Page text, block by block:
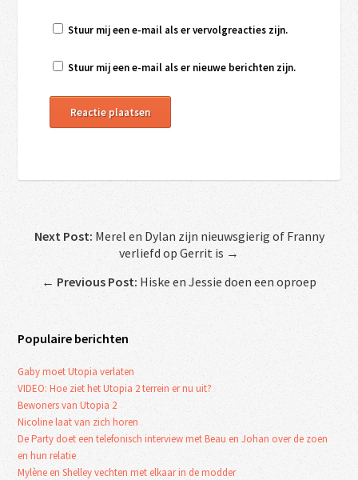
Stuur mij een e-mail als er vervolgreacties zijn.
Stuur mij een e-mail als er nieuwe berichten zijn.
Next Post: Merel en Dylan zijn nieuwsgierig of Franny
verliefd op Gerrit is →
← Previous Post: Hiske en Jessie doen een oproep
Populaire berichten
Gaby moet Utopia verlaten
VIDEO: Hoe ziet het Utopia 2 terrein er nu uit?
Bewoners van Utopia 2
Nicoline laat van zich horen
De Party doet een telefonisch interview met Beau en Johan over de zoen
en hun relatie
Mylène en Shelley vechten met elkaar in de modder